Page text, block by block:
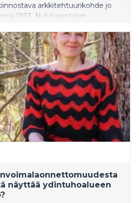
arkkitehtuurikohde jo
1933. Nyt parantolan
näyttää ydintuhoalueen